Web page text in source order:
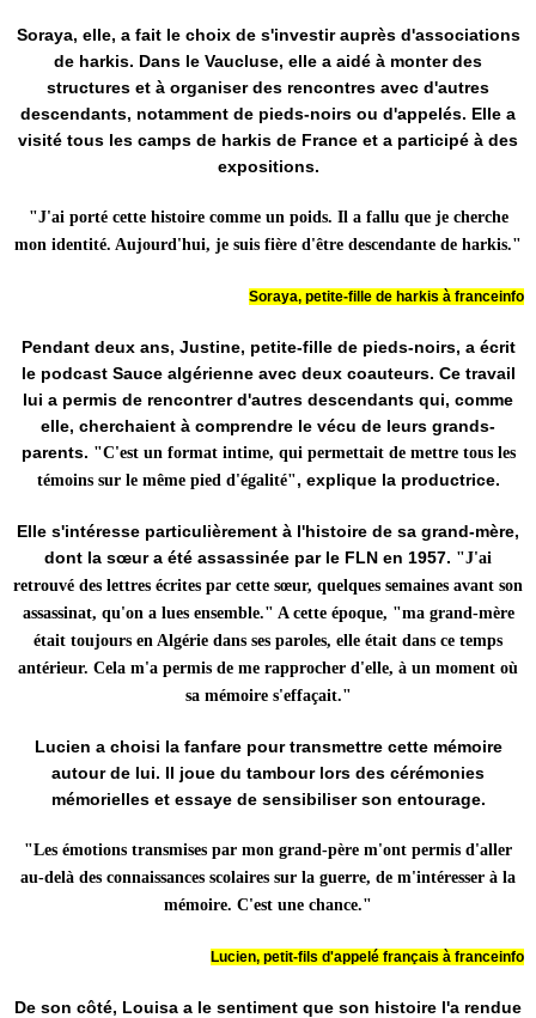
Soraya, elle, a fait le choix de s'investir auprès d'associations
de harkis. Dans le Vaucluse, elle a aidé à monter des
structures et à organiser des rencontres avec d'autres
descendants, notamment de pieds-noirs ou d'appelés. Elle a
visité tous les camps de harkis de France et a participé à des
expositions.
"J'ai porté cette histoire comme un poids. Il a fallu que je cherche
mon identité. Aujourd'hui, je suis fière d'être descendante de harkis."
Soraya, petite-fille de harkis à franceinfo
Pendant deux ans, Justine, petite-fille de pieds-noirs, a écrit
le podcast Sauce algérienne avec deux coauteurs. Ce travail
lui a permis de rencontrer d'autres descendants qui, comme
elle, cherchaient à comprendre le vécu de leurs grands-
parents. "C'est un format intime, qui permettait de mettre tous les
témoins sur le même pied d'égalité", explique la productrice.
Elle s'intéresse particulièrement à l'histoire de sa grand-mère,
dont la sœur a été assassinée par le FLN en 1957. "J'ai
retrouvé des lettres écrites par cette sœur, quelques semaines avant son
assassinat, qu'on a lues ensemble." A cette époque, "ma grand-mère
était toujours en Algérie dans ses paroles, elle était dans ce temps
antérieur. Cela m'a permis de me rapprocher d'elle, à un moment où
sa mémoire s'effaçait."
Lucien a choisi la fanfare pour transmettre cette mémoire
autour de lui. Il joue du tambour lors des cérémonies
mémorielles et essaye de sensibiliser son entourage.
"Les émotions transmises par mon grand-père m'ont permis d'aller
au-delà des connaissances scolaires sur la guerre, de m'intéresser à la
mémoire. C'est une chance."
Lucien, petit-fils d'appelé français à franceinfo
De son côté, Louisa a le sentiment que son histoire l'a rendue